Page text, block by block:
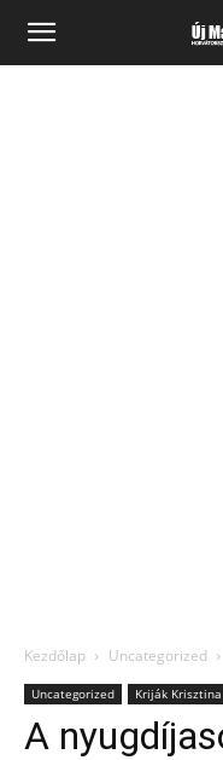
Kezdőlap Uncategorized
Uncategorized Kriják
A